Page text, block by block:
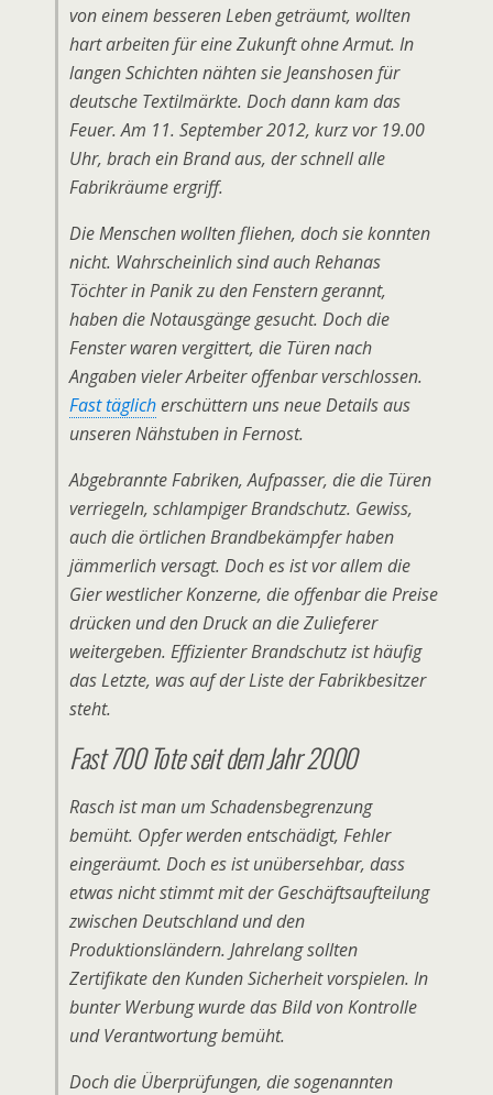
von einem besseren Leben geträumt, wollten
hart arbeiten für eine Zukunft ohne Armut. In
langen Schichten nähten sie Jeanshosen für
deutsche Textilmärkte. Doch dann kam das
Feuer. Am 11. September 2012, kurz vor 19.00
Uhr, brach ein Brand aus, der schnell alle
Fabrikräume ergriff.
Die Menschen wollten fliehen, doch sie konnten
nicht. Wahrscheinlich sind auch Rehanas
Töchter in Panik zu den Fenstern gerannt,
haben die Notausgänge gesucht. Doch die
Fenster waren vergittert, die Türen nach
Angaben vieler Arbeiter offenbar verschlossen.
Fast täglicherschüttern uns neue Details aus
unseren Nähstuben in Fernost.
Abgebrannte Fabriken, Aufpasser, die die Türen
verriegeln, schlampiger Brandschutz. Gewiss,
auch die örtlichen Brandbekämpfer haben
jämmerlich versagt. Doch es ist vor allem die
Gier westlicher Konzerne, die offenbar die Preise
drücken und den Druck an die Zulieferer
weitergeben. Effizienter Brandschutz ist häufig
das Letzte, was auf der Liste der Fabrikbesitzer
steht.
Fast 700 Tote seit dem Jahr 2000
Rasch ist man um Schadensbegrenzung
bemüht. Opfer werden entschädigt, Fehler
eingeräumt. Doch es ist unübersehbar, dass
etwas nicht stimmt mit der Geschäftsaufteilung
zwischen Deutschland und den
Produktionsländern. Jahrelang sollten
Zertifikate den Kunden Sicherheit vorspielen. In
bunter Werbung wurde das Bild von Kontrolle
und Verantwortung bemüht.
Doch die Überprüfungen, die sogenannten